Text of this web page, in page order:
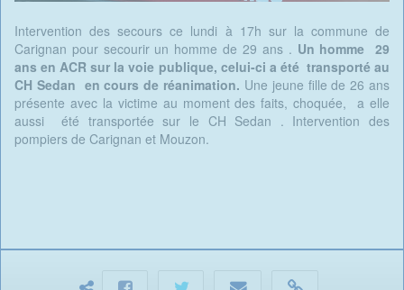
Intervention des secours ce lundi à 17h sur la commune de
Carignan pour secourir un homme de 29 ans . Un homme 29
ans en ACR sur la voie publique, celui-ci a été transporté au
CH Sedan en cours de réanimation. Une jeune fille de 26 ans
présente avec la victime au moment des faits, choquée, a elle
aussi été transportée sur le CH Sedan . Intervention des
pompiers de Carignan et Mouzon.